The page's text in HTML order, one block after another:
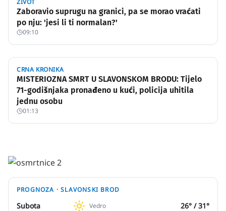
ŽIVOT
Zaboravio suprugu na granici, pa se morao vraćati
po nju: 'jesi li ti normalan?'
09:10
CRNA KRONIKA
MISTERIOZNA SMRT U SLAVONSKOM BRODU: Tijelo
71-godišnjaka pronađeno u kući, policija uhitila
jednu osobu
01:13
PROGNOZA ·SLAVONSKI BROD
Subota Vedro 26° /31°